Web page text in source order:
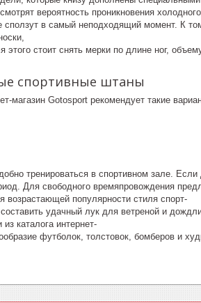
вероятность проникновения
сползут в самый неподходящий момент. К
этого стоит снять мерки по длине ног,
спортивные штаны
магазин Gotosport рекомендует такие
тренироваться в спортивном зале.
Для свободного времяпровождения
возрастающей популярности стиля спорт-
удачный лук для ветреной и
каталога интернет-
футболок, толстовок, бомберов и